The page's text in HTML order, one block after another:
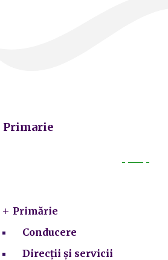
Primarie
Primărie
Conducere
Direcții și servicii